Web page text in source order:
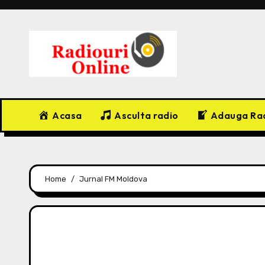
Skip
Acasa Asculta radio Adauga
Home Jurnal FM Moldova